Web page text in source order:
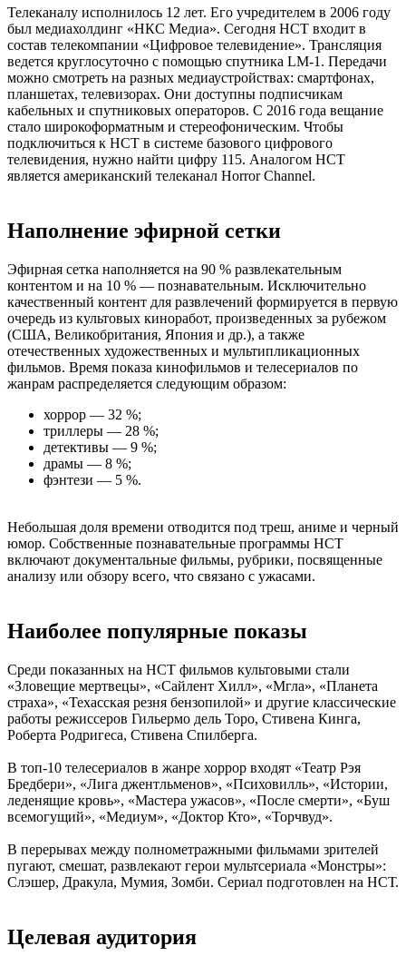
Телеканалу исполнилось 12 лет. Его учредителем в 2006 году
был медиахолдинг «НКС Медиа». Сегодня НСТ входит в
состав телекомпании «Цифровое телевидение». Трансляция
ведется круглосуточно с помощью спутника LM-1. Передачи
можно смотреть на разных медиаустройствах: смартфонах,
планшетах, телевизорах. Они доступны подписчикам
кабельных и спутниковых операторов. С 2016 года вещание
стало широкоформатным и стереофоническим. Чтобы
подключиться к НСТ в системе базового цифрового
телевидения, нужно найти цифру 115. Аналогом НСТ
является американский телеканал Horror Channel.
Наполнение эфирной сетки
Эфирная сетка наполняется на 90 % развлекательным
контентом и на 10 % — познавательным. Исключительно
качественный контент для развлечений формируется в первую
очередь из культовых киноработ, произведенных за рубежом
(США, Великобритания, Япония и др.), а также
отечественных художественных и мультипликационных
фильмов. Время показа кинофильмов и телесериалов по
жанрам распределяется следующим образом:
хоррор — 32 %;
триллеры — 28 %;
детективы — 9 %;
драмы — 8 %;
фэнтези — 5 %.
Небольшая доля времени отводится под треш, аниме и черный
юмор. Собственные познавательные программы НСТ
включают документальные фильмы, рубрики, посвященные
анализу или обзору всего, что связано с ужасами.
Наиболее популярные показы
Среди показанных на НСТ фильмов культовыми стали
«Зловещие мертвецы», «Сайлент Хилл», «Мгла», «Планета
страха», «Техасская резня бензопилой» и другие классические
работы режиссеров Гильермо дель Торо, Стивена Кинга,
Роберта Родригеса, Стивена Спилберга.
В топ-10 телесериалов в жанре хоррор входят «Театр Рэя
Бредбери», «Лига джентльменов», «Психовилль», «Истории,
леденящие кровь», «Мастера ужасов», «После смерти», «Буш
всемогущий», «Медиум», «Доктор Кто», «Торчвуд».
В перерывах между полнометражными фильмами зрителей
пугают, смешат, развлекают герои мультсериала «Монстры»:
Слэшер, Дракула, Мумия, Зомби. Сериал подготовлен на НСТ.
Целевая аудитория